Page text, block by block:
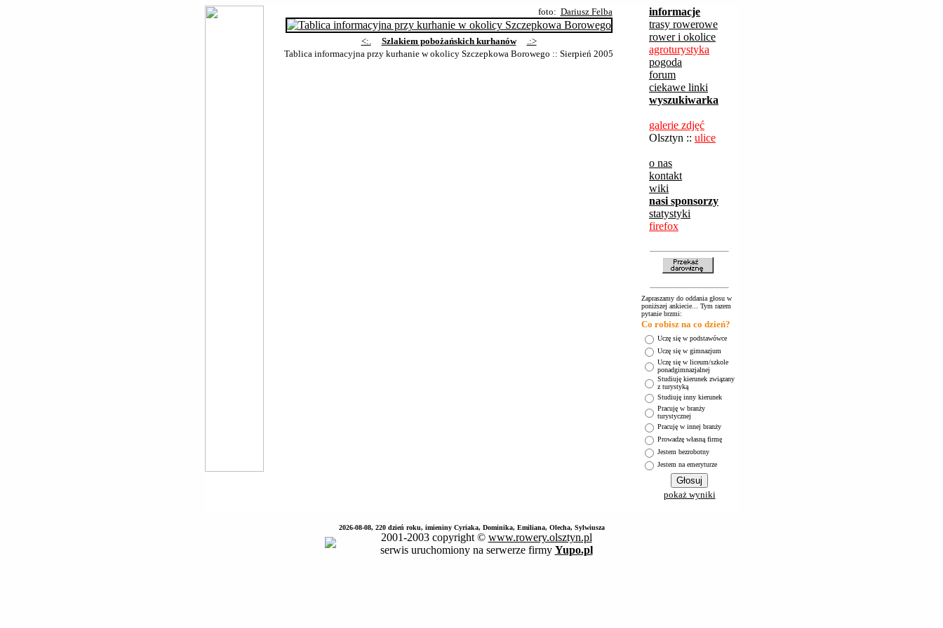
foto: Dariusz Felba
<:. Szlakiem pobożańskich kurhanów
.:>
Tablica informacyjna przy kurhanie w okolicy Szczepkowa Borowego :: Sierpień 2005
informacje
trasy rowerowe
rower i okolice
agroturystyka
pogoda
forum
ciekawe linki
wyszukiwarka
galerie zdjęć
Olsztyn :: ulice
o nas
kontakt
wiki
nasi sponsorzy
statystyki
firefox
Zapraszamy do oddania głosu w
poniższej ankiecie... Tym razem
pytanie brzmi:
Co robisz na co dzień?
Uczę się w podstawówce
Uczę się w gimnazjum
Uczę się w liceum/szkole
ponadgimnazjalnej
Studiuję kierunek związany
z turystyką
Studiuję inny kierunek
Pracuję w branży
turystycznej
Pracuję w innej branży
Prowadzę własną firmę
Jestem bezrobotny
Jestem na emeryturze
pokaż wyniki
2026-08-08, 220 dzień roku, imieniny Cyriaka, Dominika, Emiliana, Olecha, Sylwiusza
2001-2003 copyright © www.rowery.olsztyn.pl
serwis uruchomiony na serwerze firmy Yupo.pl